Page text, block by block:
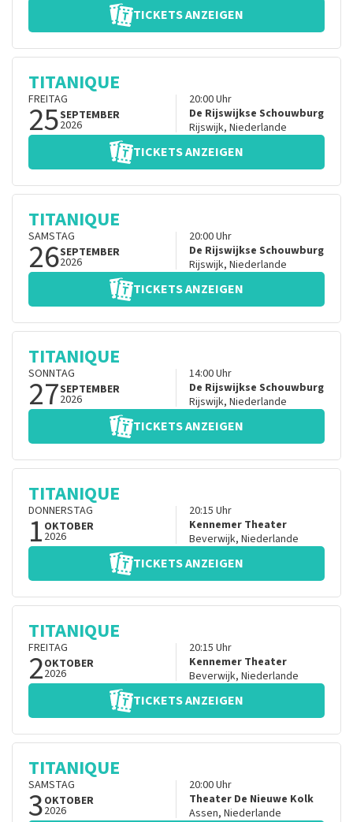
TICKETS ANZEIGEN
TITANIQUE
FREITAG
25SEPTEMBER
2026
20:00Uhr
De Rijswijkse Schouwburg
Rijswijk, Niederlande
TICKETS ANZEIGEN
TITANIQUE
SAMSTAG
26SEPTEMBER
2026
20:00Uhr
De Rijswijkse Schouwburg
Rijswijk, Niederlande
TICKETS ANZEIGEN
TITANIQUE
SONNTAG
27SEPTEMBER
2026
14:00Uhr
De Rijswijkse Schouwburg
Rijswijk, Niederlande
TICKETS ANZEIGEN
TITANIQUE
DONNERSTAG
1 OKTOBER
2026
20:15 Uhr
Kennemer Theater
Beverwijk, Niederlande
TICKETS ANZEIGEN
TITANIQUE
FREITAG
2OKTOBER
2026
20:15 Uhr
Kennemer Theater
Beverwijk, Niederlande
TICKETS ANZEIGEN
TITANIQUE
SAMSTAG
3OKTOBER
2026
20:00Uhr
Theater De Nieuwe Kolk
Assen, Niederlande